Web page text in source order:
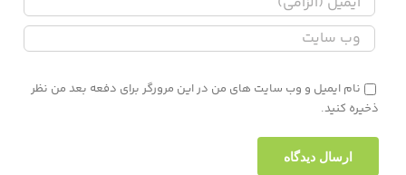
نام ایمیل و وب سایت های من در این مرورگر برای دفعه بعد من نظر
ذخیره کنید.